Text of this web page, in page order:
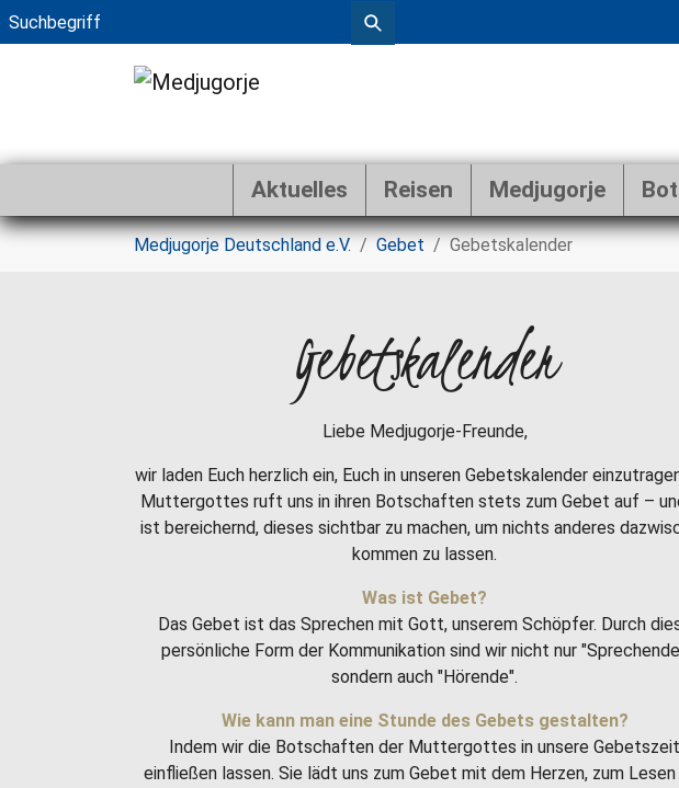
Zum Hauptinhalt springen
Aktuelles Reisen Medjugorje
Sie sind hier:
Medjugorje Deutschland e.V. Gebet Gebetskalender
Gebetskalender
Liebe Medjugorje-Freunde,
wir laden Euch herzlich ein, Euch in unseren Gebetskalender
Muttergottes ruft uns in ihren Botschaften stets zum Gebet auf –
ist bereichernd, dieses sichtbar zu machen, um nichts anderes
kommen zu lassen.
Was ist Gebet?
Das Gebet ist das Sprechen mit Gott, unserem Schöpfer. Durch
persönliche Form der Kommunikation sind wir nicht nur
sondern auch "Hörende".
Wie kann man eine Stunde des Gebets gestalten?
Indem wir die Botschaften der Muttergottes in unsere Gebetszeit
einfließen lassen. Sie lädt uns zum Gebet mit dem Herzen, zum